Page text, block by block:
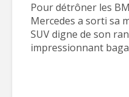
Pour détrôner les
Mercedes a sorti sa
SUV digne de son
impressionnant